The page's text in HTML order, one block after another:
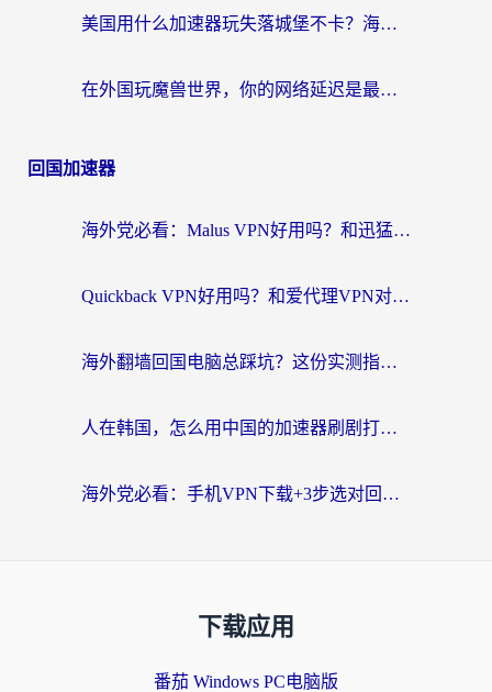
美国用什么加速器玩失落城堡不卡？海外党亲测有效的国服游戏加速指南
在外国玩魔兽世界，你的网络延迟是最大的敌人
回国加速器
海外党必看：Malus VPN好用吗？和迅猛兔VPN对比哪个回国效果更好？附真实体验与避坑指南
Quickback VPN好用吗？和爱代理VPN对比哪个回国效果更好？
海外翻墙回国电脑总踩坑？这份实测指南帮你选对加速器（附ChickCNinitapMalus对比）
人在韩国，怎么用中国的加速器刷剧打游戏？这份真实体验指南给你答案
海外党必看：手机VPN下载+3步选对回国加速器，无缝刷国内资源不再愁
下载应用
番茄 Windows PC电脑版